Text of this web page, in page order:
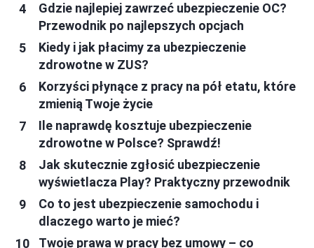
Gdzie najlepiej zawrzeć ubezpieczenie OC?
Przewodnik po najlepszych opcjach
Kiedy i jak płacimy za ubezpieczenie
zdrowotne w ZUS?
Korzyści płynące z pracy na pół etatu, które
zmienią Twoje życie
Ile naprawdę kosztuje ubezpieczenie
zdrowotne w Polsce? Sprawdź!
Jak skutecznie zgłosić ubezpieczenie
wyświetlacza Play? Praktyczny przewodnik
Co to jest ubezpieczenie samochodu i
dlaczego warto je mieć?
Twoje prawa w pracy bez umowy – co